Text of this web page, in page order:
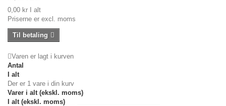
0,00 kr
I alt
Priserne er excl. moms
Til betaling
Varen er lagt i kurven
Antal
I alt
Der er 1 vare i din kurv
Varer i alt (ekskl. moms)
I alt (ekskl. moms)